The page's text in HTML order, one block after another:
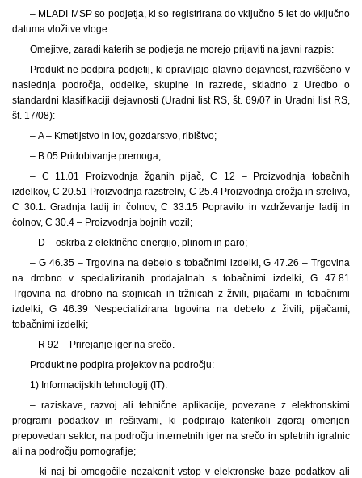
– MLADI MSP so podjetja, ki so registrirana do vključno 5 let do vključno
datuma vložitve vloge.
Omejitve, zaradi katerih se podjetja ne morejo prijaviti na javni razpis:
Produkt ne podpira podjetij, ki opravljajo glavno dejavnost, razvrščeno v
naslednja področja, oddelke, skupine in razrede, skladno z Uredbo o
standardni klasifikaciji dejavnosti (Uradni list RS, št. 69/07 in Uradni list RS,
št. 17/08):
– A – Kmetijstvo in lov, gozdarstvo, ribištvo;
– B 05 Pridobivanje premoga;
– C 11.01 Proizvodnja žganih pijač, C 12 – Proizvodnja tobačnih
izdelkov, C 20.51 Proizvodnja razstreliv, C 25.4 Proizvodnja orožja in streliva,
C 30.1. Gradnja ladij in čolnov, C 33.15 Popravilo in vzdrževanje ladij in
čolnov, C 30.4 – Proizvodnja bojnih vozil;
– D – oskrba z električno energijo, plinom in paro;
– G 46.35 – Trgovina na debelo s tobačnimi izdelki, G 47.26 – Trgovina
na drobno v specializiranih prodajalnah s tobačnimi izdelki, G 47.81
Trgovina na drobno na stojnicah in tržnicah z živili, pijačami in tobačnimi
izdelki, G 46.39 Nespecializirana trgovina na debelo z živili, pijačami,
tobačnimi izdelki;
– R 92 – Prirejanje iger na srečo.
Produkt ne podpira projektov na področju:
1) Informacijskih tehnologij (IT):
– raziskave, razvoj ali tehnične aplikacije, povezane z elektronskimi
programi podatkov in rešitvami, ki podpirajo katerikoli zgoraj omenjen
prepovedan sektor, na področju internetnih iger na srečo in spletnih igralnic
ali na področju pornografije;
– ki naj bi omogočile nezakonit vstop v elektronske baze podatkov ali